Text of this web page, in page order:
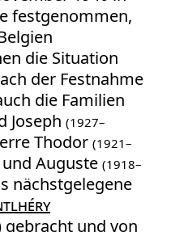
festgenommen,
die Situation
der Festnahme
die Familien
Joseph (1927–
Thodor (1921–
und Auguste (1918–
nächstgelegene
gebracht und von